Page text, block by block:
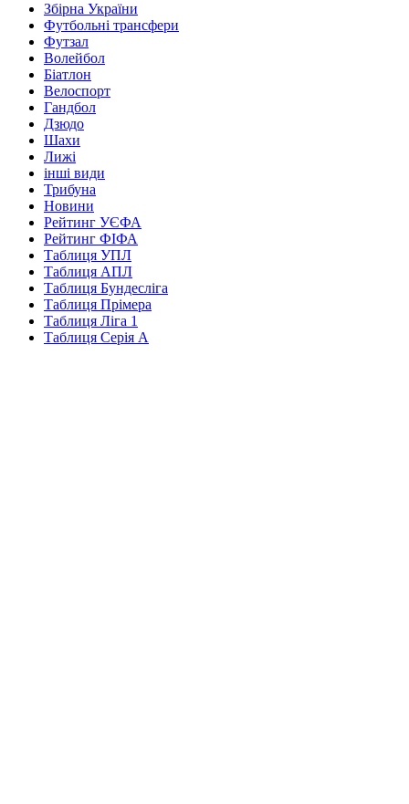
Збірна України
Футбольні трансфери
Футзал
Волейбол
Біатлон
Велоспорт
Гандбол
Дзюдо
Шахи
Лижі
інші види
Трибуна
Новини
Рейтинг УЄФА
Рейтинг ФІФА
Таблиця УПЛ
Таблиця АПЛ
Таблиця Бундесліга
Таблиця Прімера
Таблиця Ліга 1
Таблиця Серія А